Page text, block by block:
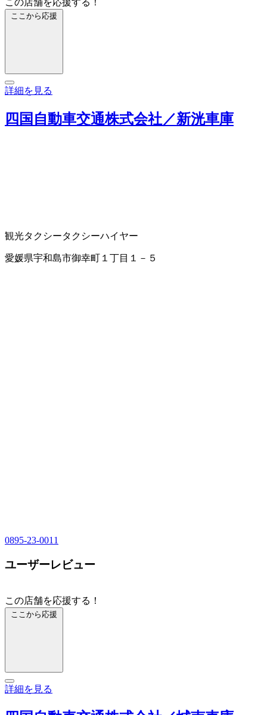
この店舗を応援する！
ここから応援
詳細を見る
四国自動車交通株式会社／新洸車庫
観光タクシータクシーハイヤー
愛媛県宇和島市御幸町１丁目１－５
0895-23-0011
ユーザーレビュー
この店舗を応援する！
ここから応援
詳細を見る